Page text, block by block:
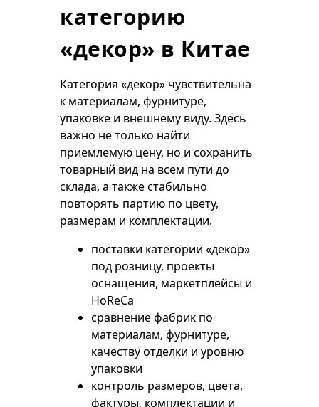
категорию
«декор» в Китае
Категория «декор» чувствительна
к материалам, фурнитуре,
упаковке и внешнему виду. Здесь
важно не только найти
приемлемую цену, но и сохранить
товарный вид на всем пути до
склада, а также стабильно
повторять партию по цвету,
размерам и комплектации.
поставки категории «декор»
под розницу, проекты
оснащения, маркетплейсы и
HoReCa
сравнение фабрик по
материалам, фурнитуре,
качеству отделки и уровню
упаковки
контроль размеров, цвета,
фактуры, комплектации и